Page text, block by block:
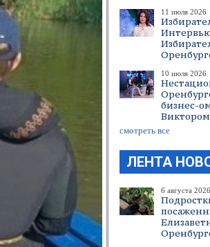
11 июля 2026
10 июля 2026
бизнес-
смотреть все
ЛЕНТА
6 августа 2026